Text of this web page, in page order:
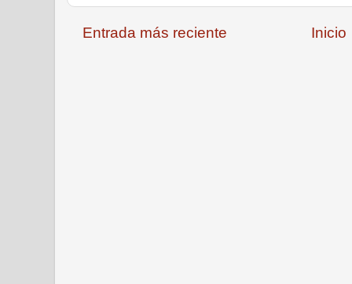
Entrada más reciente Inicio